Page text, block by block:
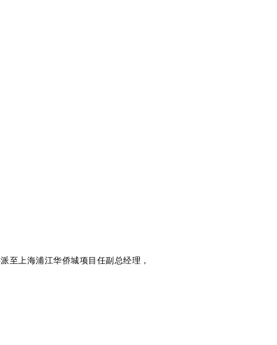
至上海浦江华侨城项目任副总经理，